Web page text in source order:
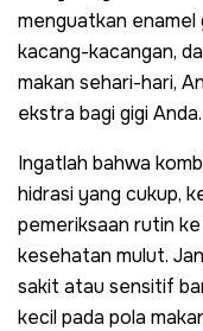
menguatkan enamel
kacang-kacangan,
makan sehari-hari,
ekstra bagi gigi Anda.
Ingatlah bahwa
hidrasi yang cukup,
pemeriksaan rutin
kesehatan mulut.
sakit atau sensitif
kecil pada pola